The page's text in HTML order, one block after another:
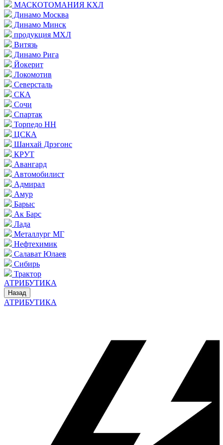
МАСКОТОМАНИЯ КХЛ
Динамо Москва
Динамо Минск
продукция МХЛ
Витязь
Динамо Рига
Йокерит
Локомотив
Северсталь
СКА
Сочи
Спартак
Торпедо НН
ЦСКА
Шанхай Дрэгонс
КРУТ
Авангард
Автомобилист
Адмирал
Амур
Барыс
Ак Барс
Лада
Металлург МГ
Нефтехимик
Салават Юлаев
Сибирь
Трактор
АТРИБУТИКА
Назад
АТРИБУТИКА